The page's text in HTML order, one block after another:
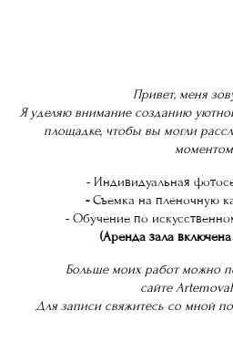
Привет, меня
Я уделяю внимание созданию
площадке, чтобы вы могли
моментом
- Индивидуальная
-Съемка на пленочную
- Обучение по
(Аренда зала
Больше моих работ можно
сайте
Для записи свяжитесь со мной по